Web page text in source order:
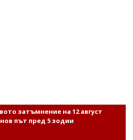
затъмнение на 12 август
път пред 5 зодии